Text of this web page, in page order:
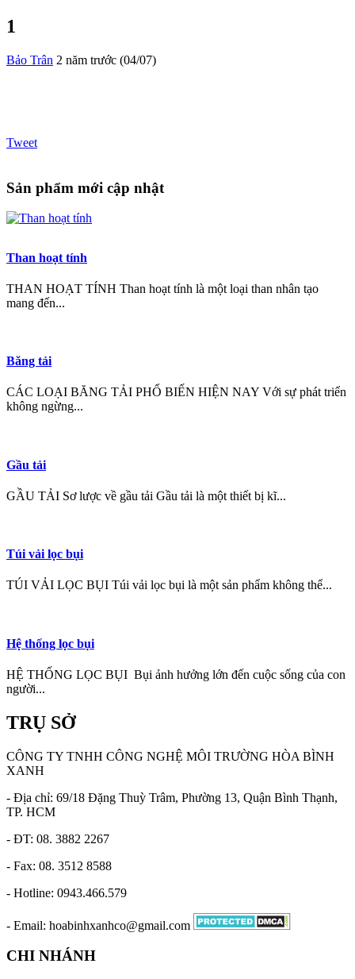
1
Bảo Trân 2 năm trước (04/07)
Tweet
Sản phẩm mới cập nhật
Than hoạt tính
THAN HOẠT TÍNH Than hoạt tính là một loại than nhân tạo
mang đến...
Băng tải
CÁC LOẠI BĂNG TẢI PHỔ BIẾN HIỆN NAY Với sự phát triển
không ngừng...
Gầu tải
GẦU TẢI Sơ lược về gầu tải Gầu tải là một thiết bị kĩ...
Túi vải lọc bụi
TÚI VẢI LỌC BỤI Túi vải lọc bụi là một sản phẩm không thể...
Hệ thống lọc bụi
HỆ THỐNG LỌC BỤI Bụi ảnh hưởng lớn đến cuộc sống của con
người...
TRỤ SỞ
CÔNG TY TNHH CÔNG NGHỆ MÔI TRƯỜNG HÒA BÌNH
XANH
- Địa chỉ: 69/18 Đặng Thuỳ Trâm, Phường 13, Quận Bình Thạnh,
TP. HCM
- ĐT: 08. 3882 2267
- Fax: 08. 3512 8588
- Hotline: 0943.466.579
- Email: hoabinhxanhco@gmail.com
CHI NHÁNH